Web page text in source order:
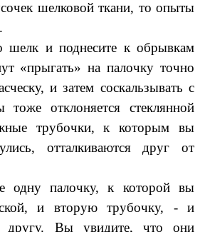
шелковой ткани, то опыты
шелк и поднесите к обрывкам
«прыгать» на палочку точно
и затем соскальзывать с
отклоняется стеклянной
трубочки, к которым вы
отталкиваются друг от
одну палочку, к которой вы
и вторую трубочку, - и
другу. Вы увидите, что они